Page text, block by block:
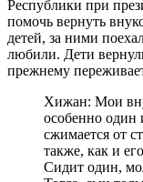
Республики при
помочь вернуть
детей, за ними
любили. Дети
прежнему
Хижан: Мои
особенно один
сжимается от
также, как и
Сидит один,